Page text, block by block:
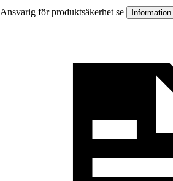
Ansvarig för produktsäkerhet se